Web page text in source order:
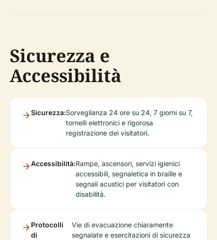
Sicurezza e
Accessibilità
Sicurezza:Sorveglianza 24 ore su 24, 7 giorni su 7,
tornelli elettronici e rigorosa
registrazione dei visitatori.
Accessibilità:Rampe, ascensori, servizi igienici
accessibili, segnaletica in braille e
segnali acustici per visitatori con
disabilità.
Protocolli
di
Vie di evacuazione chiaramente
segnalate e esercitazioni di sicurezza